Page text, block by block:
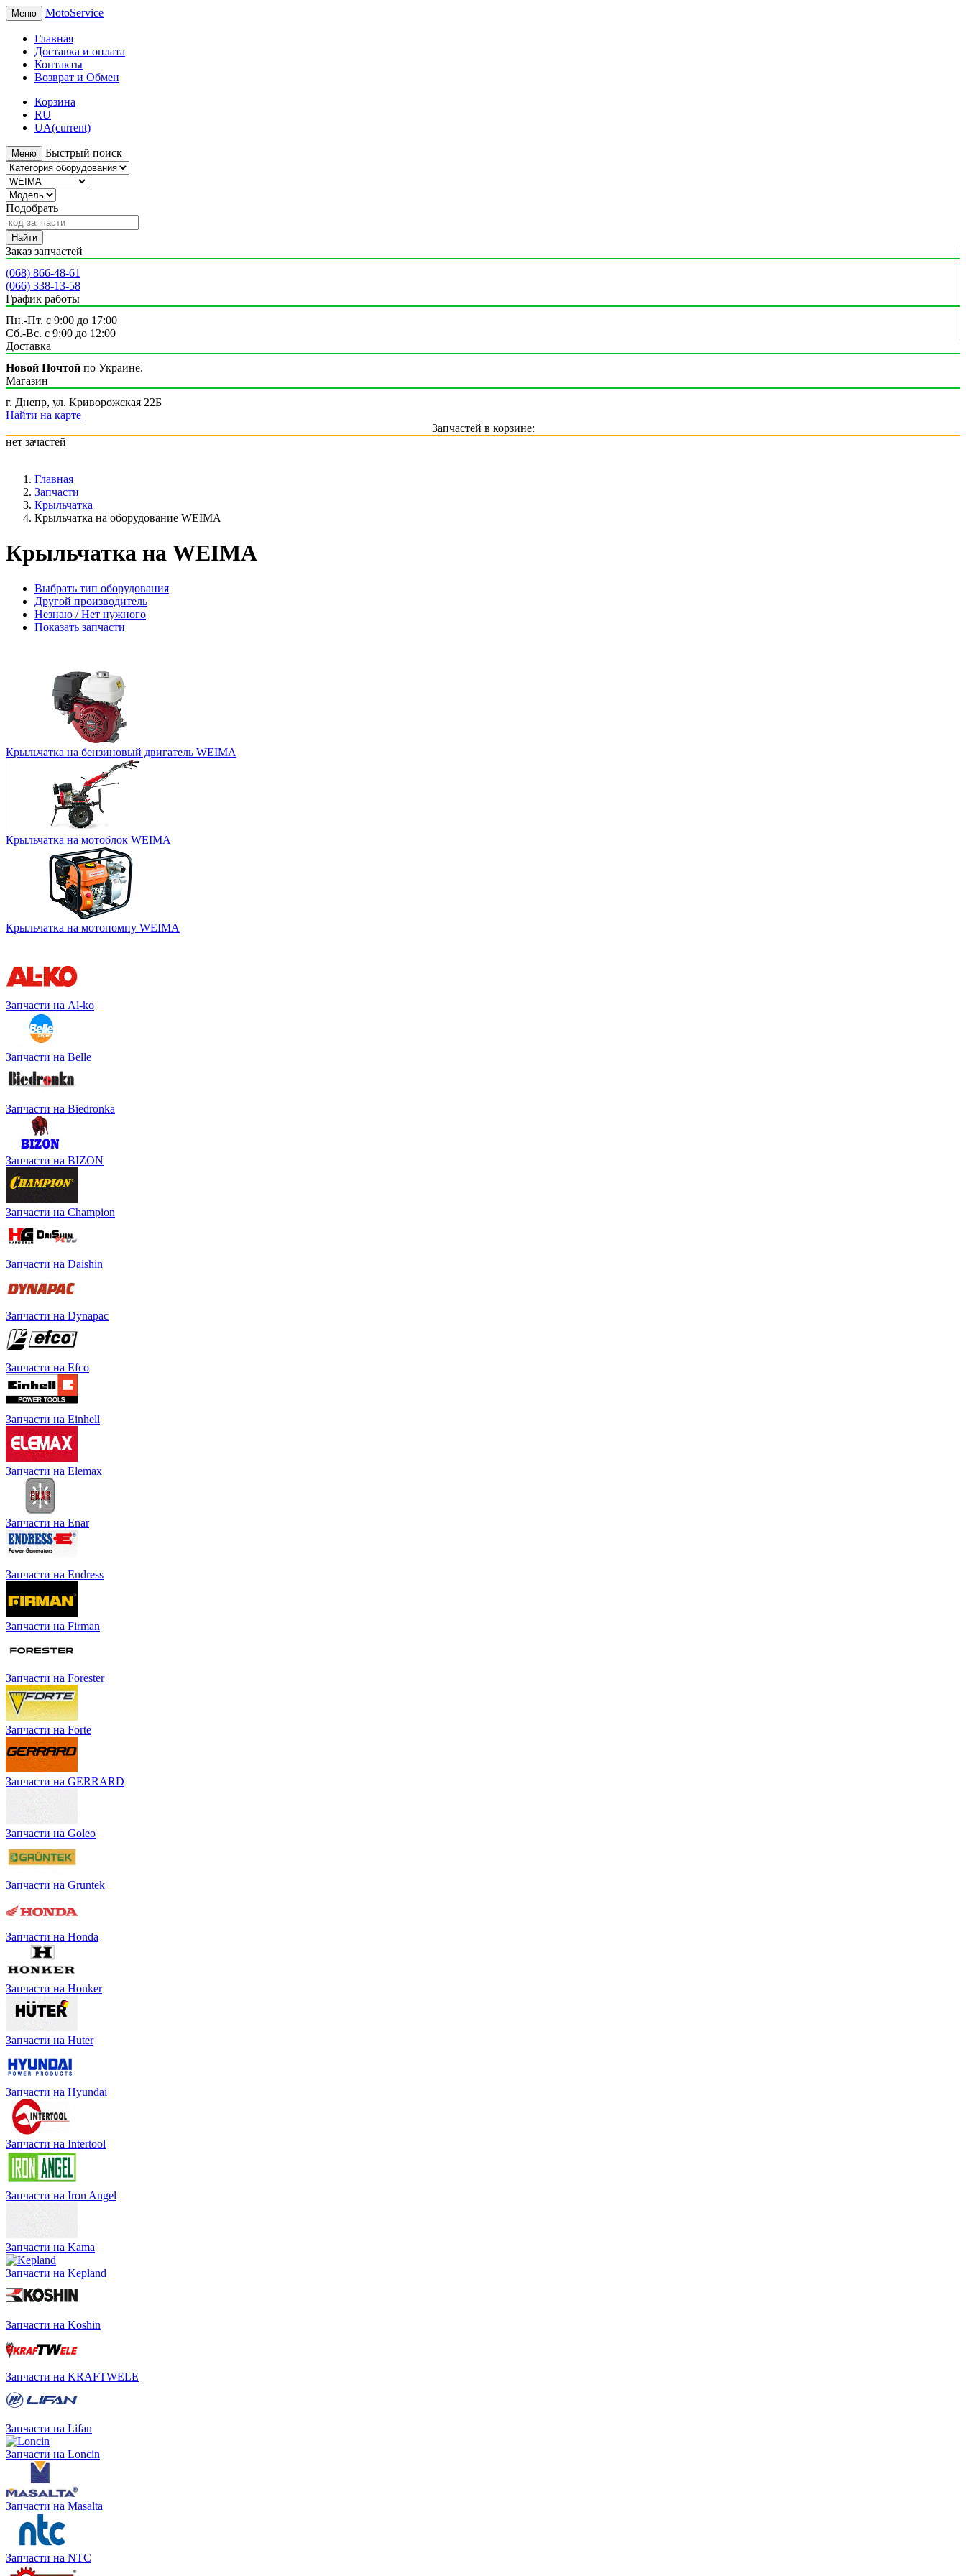
Меню MotoService
Главная
Доставка и оплата
Контакты
Возврат и Обмен
Корзина
RU
UA(current)
Меню Быстрый поиск
Подобрать
Найти
Заказ запчастей
(068) 866-48-61
(066) 338-13-58
График работы
Пн.-Пт. с 9:00 до 17:00
Сб.-Вс. с 9:00 до 12:00
Доставка
Новой Почтой по Украине.
Магазин
г. Днепр, ул. Криворожская 22Б
Найти на карте
Запчастей в корзине:
нет зачастей
Главная
Запчасти
Крыльчатка
Крыльчатка на оборудование WEIMA
Крыльчатка на WEIMA
Выбрать тип оборудования
Другой производитель
Незнаю / Нет нужного
Показать запчасти
Крыльчатка на бензиновый двигатель WEIMA
Крыльчатка на мотоблок WEIMA
Крыльчатка на мотопомпу WEIMA
Запчасти на Al-ko
Запчасти на Belle
Запчасти на Biedronka
Запчасти на BIZON
Запчасти на Champion
Запчасти на Daishin
Запчасти на Dynapac
Запчасти на Efco
Запчасти на Einhell
Запчасти на Elemax
Запчасти на Enar
Запчасти на Endress
Запчасти на Firman
Запчасти на Forester
Запчасти на Forte
Запчасти на GERRARD
Запчасти на Goleo
Запчасти на Gruntek
Запчасти на Honda
Запчасти на Honker
Запчасти на Huter
Запчасти на Hyundai
Запчасти на Intertool
Запчасти на Iron Angel
Запчасти на Kama
Запчасти на Kepland
Запчасти на Koshin
Запчасти на KRAFTWELE
Запчасти на Lifan
Запчасти на Loncin
Запчасти на Masalta
Запчасти на NTC